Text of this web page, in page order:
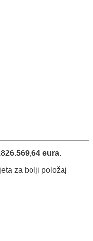
eura.
za bolji položaj